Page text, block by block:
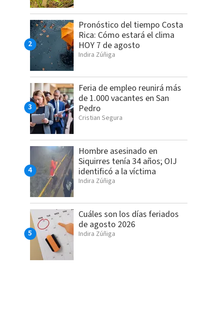
Pronóstico del tiempo Costa
Rica: Cómo estará el clima
HOY 7 de agosto
Indira Zúñiga
Feria de empleo reunirá más
de 1.000 vacantes en San
Pedro
Cristian Segura
Hombre asesinado en
Siquirres tenía 34 años; OIJ
identificó a la víctima
Indira Zúñiga
Cuáles son los días feriados
de agosto 2026
Indira Zúñiga